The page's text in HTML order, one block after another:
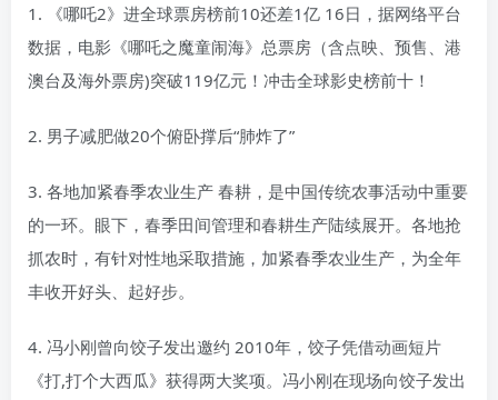
1. 《哪吒2》进全球票房榜前10还差1亿 16日，据网络平台
数据，电影《哪吒之魔童闹海》总票房（含点映、预售、港
澳台及海外票房)突破119亿元！冲击全球影史榜前十！
2. 男子减肥做20个俯卧撑后“肺炸了”
3. 各地加紧春季农业生产 春耕，是中国传统农事活动中重要
的一环。眼下，春季田间管理和春耕生产陆续展开。各地抢
抓农时，有针对性地采取措施，加紧春季农业生产，为全年
丰收开好头、起好步。
4. 冯小刚曾向饺子发出邀约 2010年，饺子凭借动画短片
《打,打个大西瓜》获得两大奖项。冯小刚在现场向饺子发出